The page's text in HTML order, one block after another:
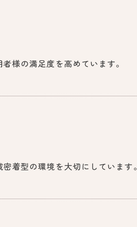
様の満足度を高めています。
着型の環境を大切にしています。